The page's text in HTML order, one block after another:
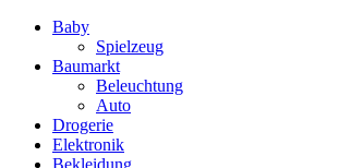
Baby
Spielzeug
Baumarkt
Beleuchtung
Auto
Drogerie
Elektronik
Bekleidung